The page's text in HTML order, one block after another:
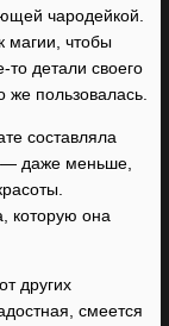
чародейкой.
магии, чтобы
то детали своего
же пользовалась.
составляла
даже меньше,
которую она
других
смеется